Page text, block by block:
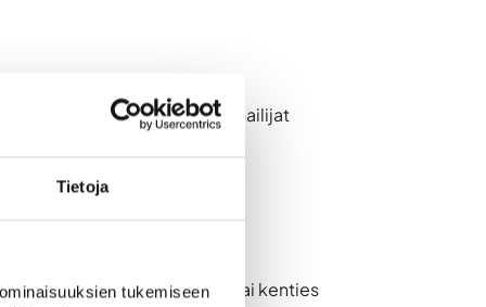
Tietoja
tukemiseen
aamu – pe alkuilta. Huom. junailijat
suorasta lennosta vai kenties